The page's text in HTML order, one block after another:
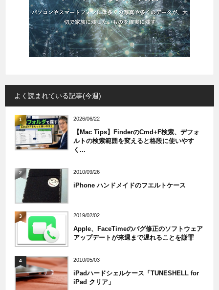
よく読まれている記事(今週)
1 2026/06/22
【Mac Tips】FinderのCmd+F検索、デフォ
ルトの検索範囲を変えると格段に使いやす
く...
2 2010/09/26
iPhone ハンドメイドのフエルトケース
3 2019/02/02
Apple、FaceTimeのバグ修正のソフトウェア
アップデートが来週まで遅れることを謝罪
4 2010/05/03
iPadハードシェルケース「TUNESHELL for
iPad クリア」